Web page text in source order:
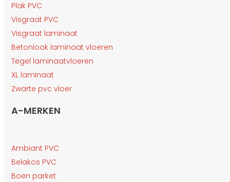
Plak PVC
Visgraat PVC
Visgraat laminaat
Betonlook laminaat vloeren
Tegel laminaatvloeren
XL laminaat
Zwarte pvc vloer
A-MERKEN
Ambiant PVC
Belakos PVC
Boen parket